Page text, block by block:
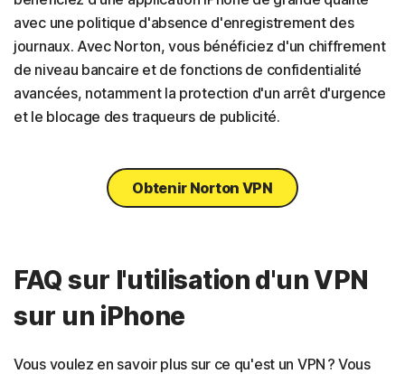
avec une politique d'absence d'enregistrement des
journaux. Avec Norton, vous bénéficiez d'un chiffrement
de niveau bancaire et de fonctions de confidentialité
avancées, notamment la protection d'un arrêt d'urgence
et le blocage des traqueurs de publicité.
Obtenir Norton VPN
FAQ sur l'utilisation d'un VPN
sur un iPhone
Vous voulez en savoir plus sur ce qu'est un VPN ? Vous